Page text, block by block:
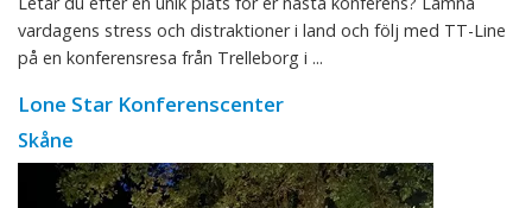
vardagens stress och distraktioner i land och följ med TT-Line
på en konferensresa från Trelleborg i ...
Lone Star Konferenscenter
Skåne